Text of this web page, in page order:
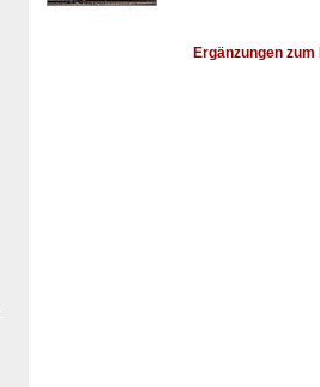
Ergänzungen